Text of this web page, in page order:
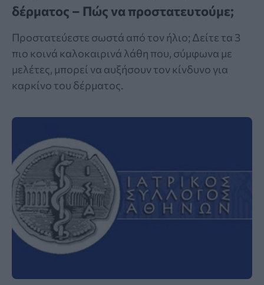
δέρματος – Πώς να προστατευτούμε;
Προστατεύεστε σωστά από τον ήλιο; Δείτε τα 3
πιο κοινά καλοκαιρινά λάθη που, σύμφωνα με
μελέτες, μπορεί να αυξήσουν τον κίνδυνο για
καρκίνο του δέρματος.